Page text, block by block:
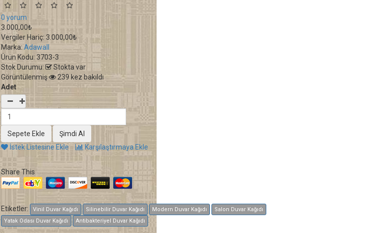
0 yorum
3.000,00₺
Vergiler Hariç: 3.000,00₺
Marka: Adawall
Ürün Kodu: 3703-3
Stok Durumu:
Stokta var
Görüntülenmiş
239 kez bakıldı
Adet
İstek Listesine Ekle Karşılaştırmaya Ekle
Share This
Etiketler: Vinil Duvar Kağıdı Silinebilir Duvar Kağıdı Modern Duvar Kağıdı
Salon Duvar Kağıdı
Yatak Odası Duvar Kağıdı
Antibakteriyel Duvar Kağıdı